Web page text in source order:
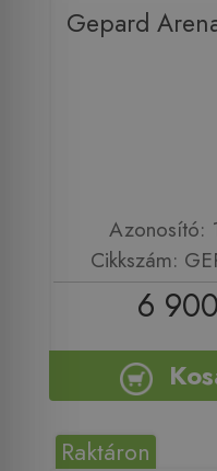
Gepard
Azonosító:
Cikkszám:
6
Raktáron